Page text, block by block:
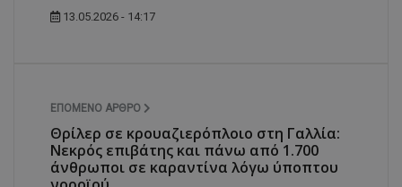
13.05.2026 - 14:17
ΕΠΌΜΕΝΟ ΆΡΘΡΟ
Θρίλερ σε κρουαζιερόπλοιο στη Γαλλία:
Νεκρός επιβάτης και πάνω από 1.700
άνθρωποι σε καραντίνα λόγω ύποπτου